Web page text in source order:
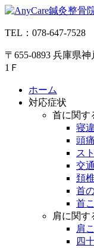
コ
テ
ツ
へ
TEL：078-647-7528
〒655-0893 兵庫県
1Ｆ
ホーム
対応症状
首に関す
寝
頭痛
ス
交
頚
首
首
肩に関す
肩
四